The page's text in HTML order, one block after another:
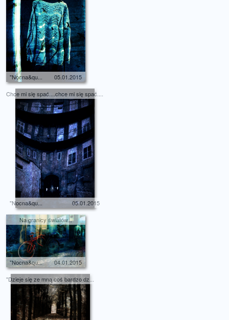
"Nocna&qu... 05.01.2015
Chce mi się spać....chce mi się spać....
"Nocna&qu... 05.01.2015
Na granicy światów...
"Nocna&qu... 04.01.2015
"Dzieje się ze mną coś bardzo dz...